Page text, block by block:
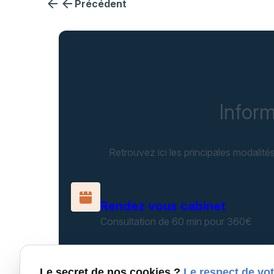
Précédent
Retrouvez ici les principales
Rendez vous cabinet
Consultation de 60 min pour 360€